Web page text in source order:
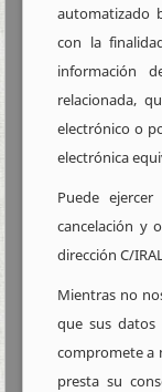
automatizado
con la
información
relacionada,
electrónico o
electrónica
Puede
cancelación y
dirección C/
Mientras no
que sus datos
compromete a
presta su